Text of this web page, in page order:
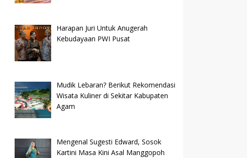
Harapan Juri Untuk Anugerah
Kebudayaan PWI Pusat
Mudik Lebaran? Berikut Rekomendasi
Wisata Kuliner di Sekitar Kabupaten
Agam
Mengenal Sugesti Edward, Sosok
Kartini Masa Kini Asal Manggopoh